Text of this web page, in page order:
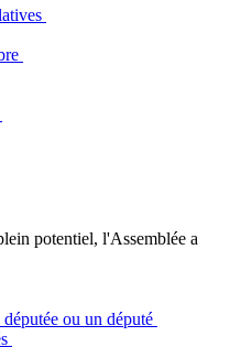
potentiel, l'Assemblée a
ou un député